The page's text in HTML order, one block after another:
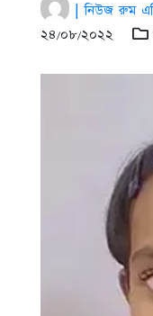
| নিউজ রুম
২৪/০৮/২০২২